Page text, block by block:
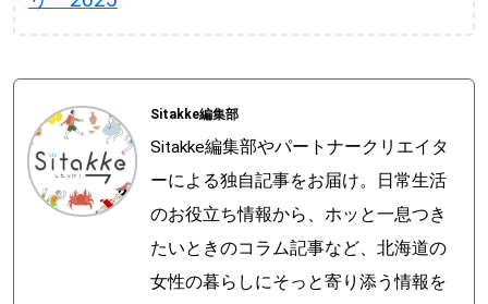
Sitakke編集部
Sitakke編集部やパートナークリエイタ
ーによる独自記事をお届け。日常生活
のお役立ち情報から、ホッと一息つき
たいときのコラム記事など、北海道の
女性の暮らしにそっと寄り添う情報を